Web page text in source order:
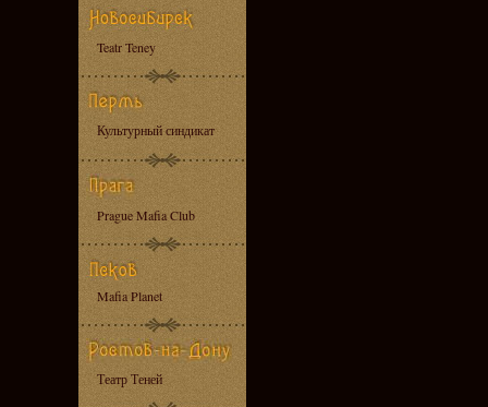
Teatr Teney
Культурный синдикат
Prague Mafia Club
Mafia Planet
Театр Теней